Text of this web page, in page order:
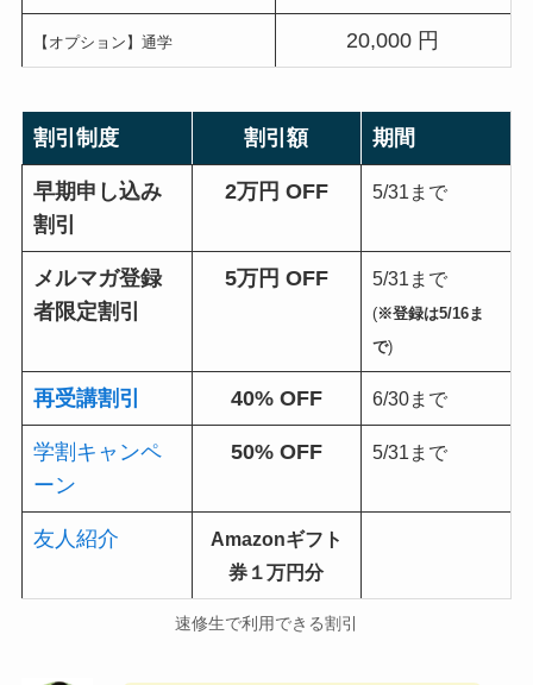
【オプション】通学 20,000 円
割引制度 割引額 期間
早期申し込み
割引
2万円 OFF 5/31まで
メルマガ登録
者限定割引
5万円 OFF 5/31まで
(※登録は5/16ま
で)
再受講割引 40% OFF 6/30まで
学割キャンペ
ーン
50% OFF 5/31まで
友人紹介
Amazonギフト
券１万円分
速修生で利用できる割引